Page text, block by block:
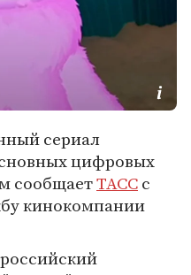
сериал
цифровых
сообщаетТАССс
кинокомпании